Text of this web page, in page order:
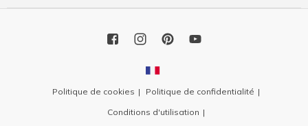
Politique de cookies
Politique de confidentialité
Conditions d'utilisation